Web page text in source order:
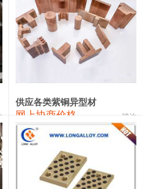
114,200 400
109,860
26,400 100
100
24,400
供应各类紫铜异型材
网上协商价格 骏达